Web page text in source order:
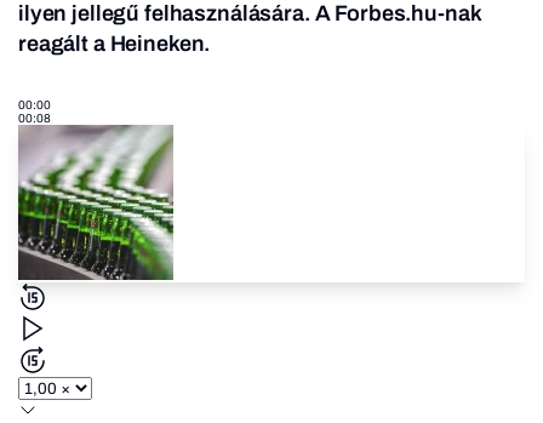
ilyen jellegű felhasználására. A Forbes.hu-nak
reagált a Heineken.
00:00
00:08